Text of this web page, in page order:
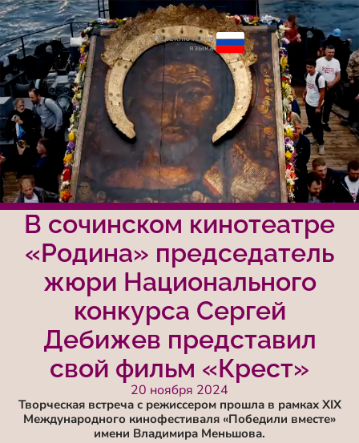
В сочинском кинотеатре
«Родина» председатель
жюри Национального
конкурса Сергей
Дебижев представил
свой фильм «Крест»
20 ноября 2024
Творческая встреча с режиссером прошла в рамках XIX
Международного кинофестиваля «Победили вместе»
имени Владимира Меньшова.
Переключение
языка